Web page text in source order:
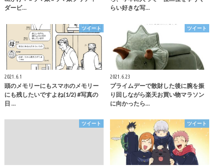
ダービ…
らい好きな写…
ツイート
2021.6.1
頭のメモリーにもスマホのメモリー
にも残したいですよね(1/2) #写真の
日 …
ツイート
2021.6.23
プライムデーで散財した後に腕を振
り回しながら楽天お買い物マラソン
に向かったら…
ツイート ツイート